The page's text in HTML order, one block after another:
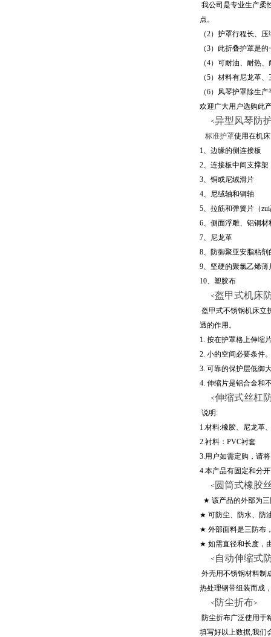
我公司是专业生产柔
点。
（2） 护罩行程长、压
（3） 此折叠护罩是
（4） 可耐油、耐热、
（5） 材料有尼龙革、
（6） 风琴护罩除生
欢迎广大用户选购此
<异型风琴防
标准护罩使用在机
1、边缘的侧连接板
2、连接板中间支撑架
3、铜或尼绒滑片
4、尼绒轴和铜轴
5、拉筋和弹簧片（
6、侧面浮雕、铝铜
7、尼龙革
8、防御聚亚安脂粘剂
9、坚硬的聚氯乙烯薄
10、塑胶布
<盔甲式机床
盔甲式不锈钢机床立
透的作用。
1. 按在护罩格上伸缩
2. 小的空间必要条件
3. 可靠的保护层低御
4. 伸缩片是铝合金和
<伸缩式丝杠
说明 :
1.材料:橡胶、尼龙革
2.衬料： PVC衬套
3.用户如需定购，请
4.本产品有固定和分
<圆筒式橡胶
★ 该产品的外部为
★ 可防尘、防水、防
★ 外部面料是三防布
★ 如需直径和长度，
<自动伸缩式
外壳用不锈钢材料制
热处理钢带组装而成
<防尘折布>
防尘折布广泛使用于
填写好以上数据,我们